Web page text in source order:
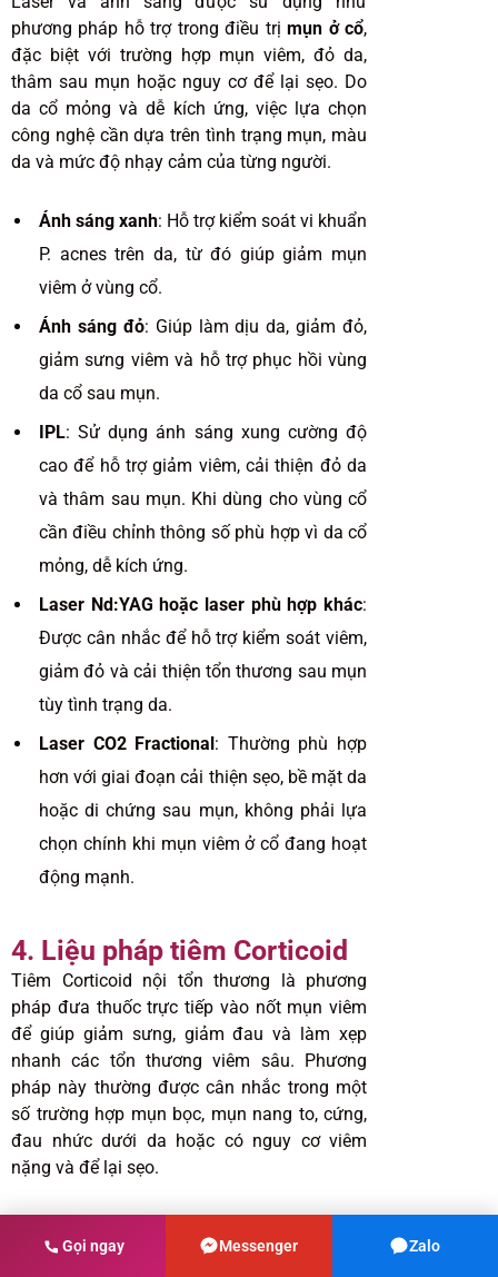
phương pháp hỗ trợ trong điều trịmụn ở cổ,
đặc biệt với trường hợp mụn viêm, đỏ da,
thâm sau mụn hoặc nguy cơ để lại sẹo. Do
da cổ mỏng và dễ kích ứng, việc lựa chọn
công nghệ cần dựa trên tình trạng mụn, màu
da và mức độ nhạy cảm của từng người.
Ánh sáng xanh: Hỗ trợ kiểm soát vi khuẩn
P. acnes trên da, từ đó giúp giảm mụn
viêm ở vùng cổ.
Ánh sáng đỏ: Giúp làm dịu da, giảm đỏ,
giảm sưng viêm và hỗ trợ phục hồi vùng
da cổ sau mụn.
IPL: Sử dụng ánh sáng xung cường độ
cao để hỗ trợ giảm viêm, cải thiện đỏ da
và thâm sau mụn. Khi dùng cho vùng cổ
cần điều chỉnh thông số phù hợp vì da cổ
mỏng, dễ kích ứng.
Laser Nd:YAG hoặc laser phù hợp khác:
Được cân nhắc để hỗ trợ kiểm soát viêm,
giảm đỏ và cải thiện tổn thương sau mụn
tùy tình trạng da.
Laser CO2 Fractional : Thường phù hợp
hơn với giai đoạn cải thiện sẹo, bề mặt da
hoặc di chứng sau mụn, không phải lựa
chọn chính khi mụn viêm ở cổ đang hoạt
động mạnh.
4. Liệu pháp tiêm Corticoid
Tiêm Corticoid nội tổn thương là phương
pháp đưa thuốc trực tiếp vào nốt mụn viêm
để giúp giảm sưng, giảm đau và làm xẹp
nhanh các tổn thương viêm sâu. Phương
pháp này thường được cân nhắc trong một
số trường hợp mụn bọc, mụn nang to, cứng,
đau nhức dưới da hoặc có nguy cơ viêm
nặng và để lại sẹo.
cục mụn viêm sâu, sưng to, đau và sờ
Gọi ngay Messenger Zalo